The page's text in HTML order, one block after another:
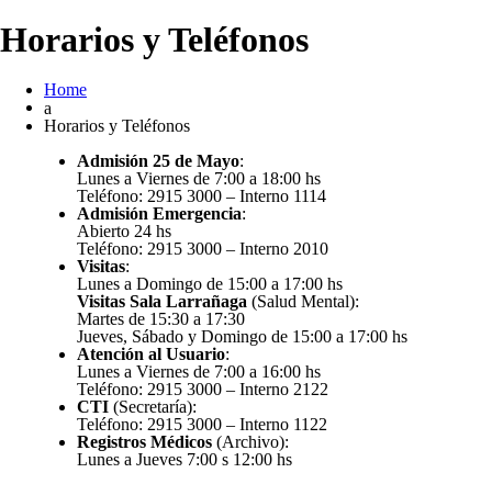
Horarios y Teléfonos
Home
Horarios y Teléfonos
Admisión 25 de Mayo:
Lunes a Viernes de 7:00 a 18:00 hs
Teléfono: 2915 3000 – Interno 1114
Admisión Emergencia:
Abierto 24 hs
Teléfono: 2915 3000 – Interno 2010
Visitas:
Lunes a Domingo de 15:00 a 17:00 hs
Visitas Sala Larrañaga (Salud Mental):
Martes de 15:30 a 17:30
Jueves, Sábado y Domingo de 15:00 a 17:00 hs
Atención al Usuario:
Lunes a Viernes de 7:00 a 16:00 hs
Teléfono: 2915 3000 – Interno 2122
CTI (Secretaría):
Teléfono: 2915 3000 – Interno 1122
Registros Médicos (Archivo):
Lunes a Jueves 7:00 s 12:00 hs